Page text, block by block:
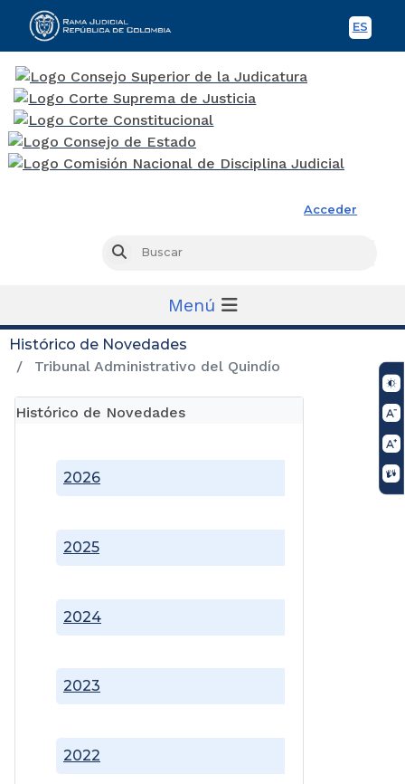
ES
Acceder
Buscar
Menú
Histórico de Novedades
Tribunal Administrativo del Quindío
Histórico de Novedades
2022
2023
2024
2025
2026